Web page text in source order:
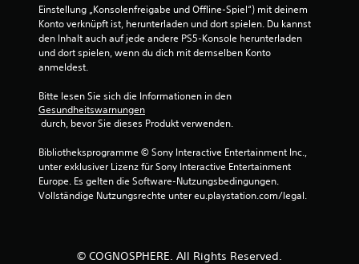
Einstellung „Konsolenfreigabe und Offline-Spiel“) mit deinem
Konto verknüpft ist, herunterladen und dort spielen. Du kannst
den Inhalt auch auf jede andere PS5-Konsole herunterladen
und dort spielen, wenn du dich mit demselben Konto
anmeldest.
Bitte lesen Sie sich die Informationen in den
Gesundheitswarnungen
durch, bevor Sie dieses Produkt verwenden.
Bibliotheksprogramme © Sony Interactive Entertainment Inc.,
unter exklusiver Lizenz für Sony Interactive Entertainment
Europe. Es gelten die Software-Nutzungsbedingungen.
Vollständige Nutzungsrechte unter eu.playstation.com/legal.
© COGNOSPHERE. All Rights Reserved.